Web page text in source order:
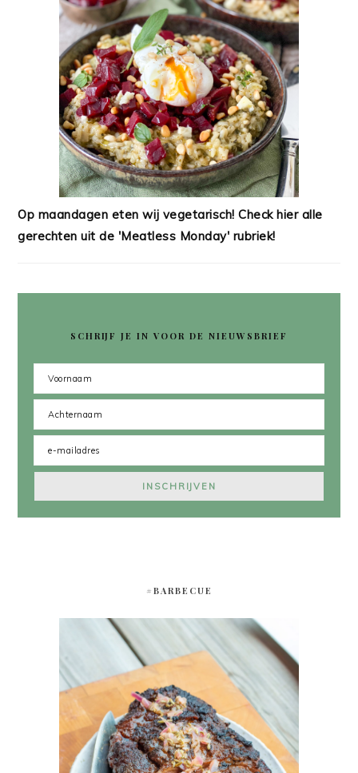
Op maandagen eten wij vegetarisch! Check hier alle
gerechten uit de 'Meatless Monday' rubriek!
SCHRIJF JE IN VOOR DE NIEUWSBRIEF
#BARBECUE